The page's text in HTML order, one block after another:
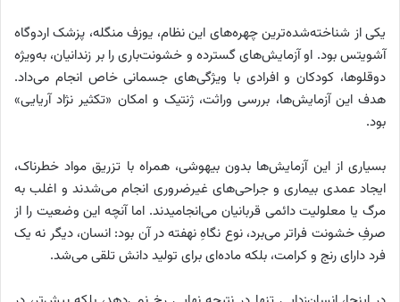
یکی از شناخته‌شده‌ترین چهره‌های این نظام، یوزف منگله، پزشک اردوگاه
آشویتس بود. او آزمایش‌های گسترده و خشونت‌باری را بر زندانیان، به‌ویژه
دوقلوها، کودکان و افرادی با ویژگی‌های جسمانی خاص انجام می‌داد.
هدف این آزمایش‌ها، بررسی وراثت، ژنتیک و امکان «تکثیر نژاد آریایی»
بود.
بسیاری از این آزمایش‌ها بدون بیهوشی، همراه با تزریق مواد خطرناک،
ایجاد عمدی بیماری و جراحی‌های غیرضروری انجام می‌شدند و اغلب به
مرگ یا معلولیت دائمی قربانیان می‌انجامیدند. اما آنچه این وضعیت را از
صرفِ خشونت فراتر می‌برد، نوع نگاهِ نهفته در آن بود: انسان، دیگر نه یک
فرد دارای رنج و کرامت، بلکه ماده‌ای برای تولید دانش تلقی می‌شد.